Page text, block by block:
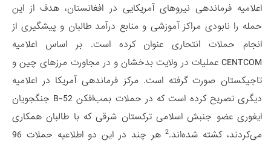
اعلامیه فرماندهی نیروهای آمریکایی در افغانستان، هدف از این
حمله را نابودی مراکز آموزشی و منابع درآمد طالبان و پیشگیری از
انجام حملات انتحاری عنوان کرده است. بر اساس اعلامیه
CENTCOM عملیات در ولایت بدخشان و در مجاورت مرزهای چین و
تاجیکستان صورت گرفته است. مرکز فرماندهی آمریکا در اعلامیه
دیگری تصریح کرده است که در حملات بمب‌افکن B-52 جنگجویان
ایغوری عضو جنبش اسلامی ترکستان شرقی که با طالبان همکاری
می‌کردند، کشته شده‌اند.2
هر چند در این دو اطلاعیه حملات 96